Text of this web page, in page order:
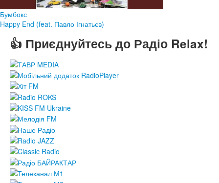
Бумбокс
Happy End (feat. Павло Ігнатьєв)
👍 Приєднуйтесь до Радіо Relax!